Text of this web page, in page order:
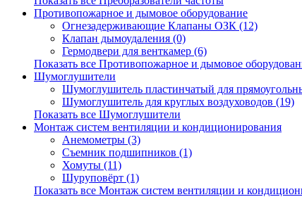
Противопожарное и дымовое оборудование
Огнезадерживающие Клапаны ОЗК (12)
Клапан дымоудаления (0)
Гермодвери для венткамер (6)
Показать все Противопожарное и дымовое
Шумоглушители
Шумоглушитель пластинчатый для
Шумоглушитель для круглых воздуховодов (19)
Показать все Шумоглушители
Монтаж систем вентиляции и кондиционирования
Анемометры (3)
Съемник подшипников (1)
Хомуты (11)
Шуруповёрт (1)
Показать все Монтаж систем вентиляции и